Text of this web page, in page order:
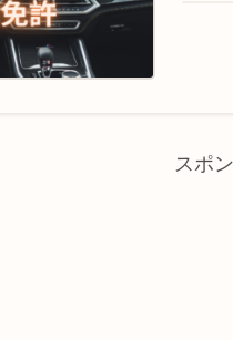
スポ